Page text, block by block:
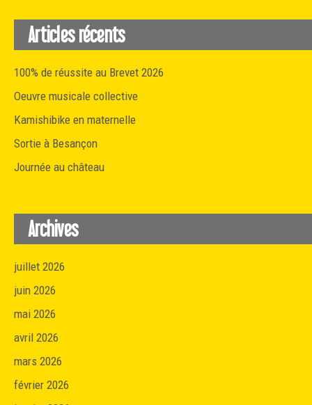
Articles récents
100% de réussite au Brevet 2026
Oeuvre musicale collective
Kamishibike en maternelle
Sortie à Besançon
Journée au château
Archives
juillet 2026
juin 2026
mai 2026
avril 2026
mars 2026
février 2026